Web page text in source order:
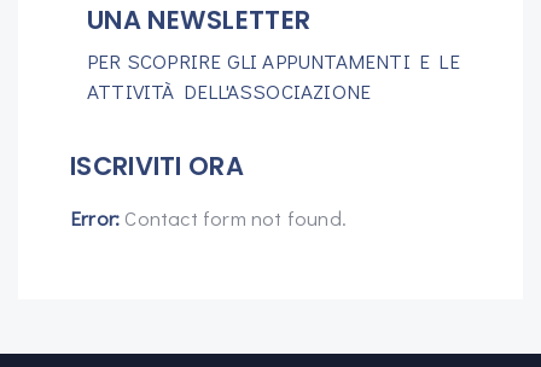
UNA NEWSLETTER
PER SCOPRIRE GLI APPUNTAMENTI E LE
ATTIVITÀ DELL'ASSOCIAZIONE
ISCRIVITI ORA
Error: Contact form not found.